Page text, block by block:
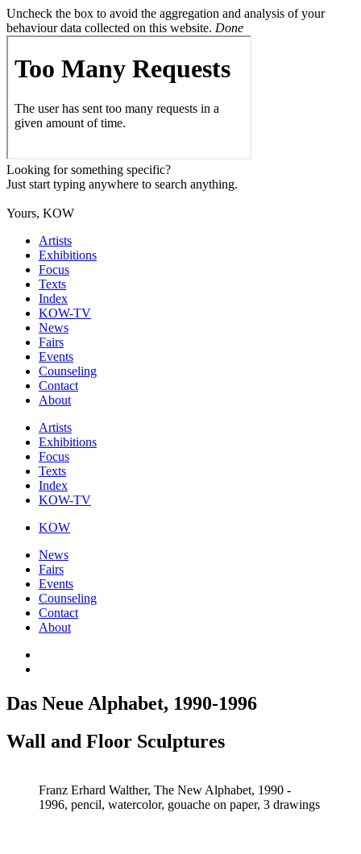
Uncheck the box to avoid the aggregation and analysis of your
behaviour data collected on this website. Done
Looking for something specific?
Just start typing anywhere to search anything.
Yours, KOW
Artists
Exhibitions
Focus
Texts
Index
KOW-TV
News
Fairs
Events
Counseling
Contact
About
Artists
Exhibitions
Focus
Texts
Index
KOW-TV
KOW
News
Fairs
Events
Counseling
Contact
About
Das Neue Alphabet, 1990-1996
Wall and Floor Sculptures
Franz Erhard Walther, The New Alphabet, 1990 -
1996, pencil, watercolor, gouache on paper, 3 drawings